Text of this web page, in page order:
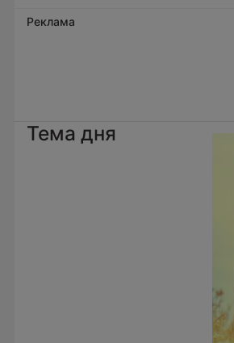
Реклама
Тема дня